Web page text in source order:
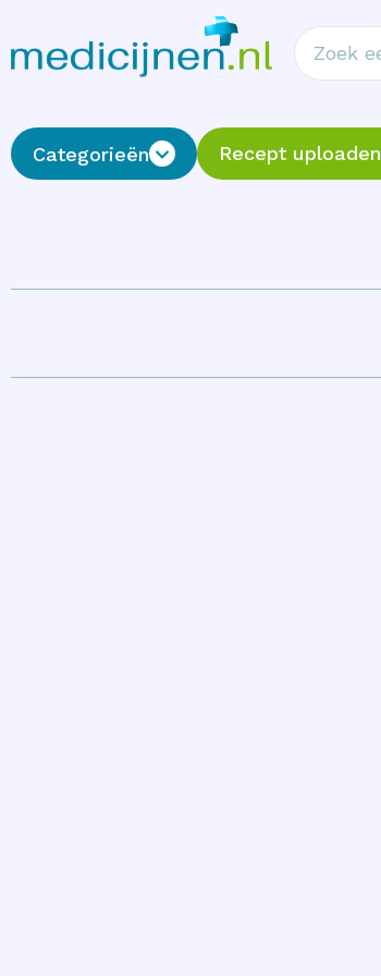
Categorieën Recept uploaden